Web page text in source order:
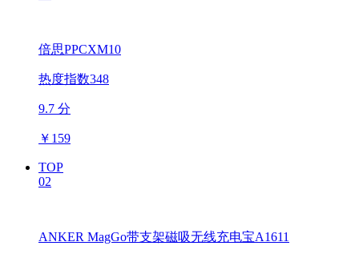
倍思PPCXM10
热度指数348
9.7 分
￥ 159
TOP
02
ANKER MagGo带支架磁吸无线充电宝A1611